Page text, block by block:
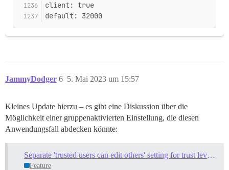
client: true
default: 32000
JammyDodger 5. Mai 2023 um 15:57
6
Kleines Update hierzu – es gibt eine Diskussion über die
Möglichkeit einer gruppenaktivierten Einstellung, die diesen
Anwendungsfall abdecken könnte:
Separate 'trusted users can edit others' setting for trust levels 3 & 4
Feature